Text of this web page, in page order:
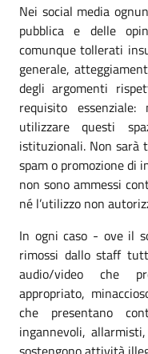
Nei social media
pubblica e delle
comunque tollerati
generale,
degli argomenti
requisito
utilizzare questi
istituzionali. Non sarà
spam o promozione di
non sono ammessi
né l’utilizzo non
In ogni caso - ove il
rimossi dallo staff
audio/video che
appropriato,
che presentano
ingannevoli,